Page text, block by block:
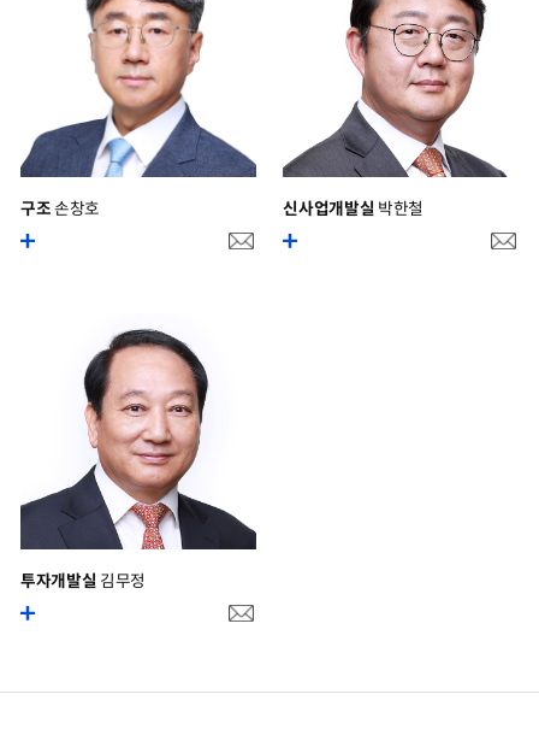
구조손창호 신사업개발실 박한철
투자개발실 김무정